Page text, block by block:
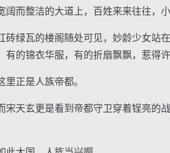
而整洁的大道上，百姓来来往往，小
绿瓦的楼阁随处可见，妙龄少女站在
有的锦衣华服，有的折扇飘飘，惹得
正是人族帝都。
天玄更是看到帝都守卫穿着锃亮的战